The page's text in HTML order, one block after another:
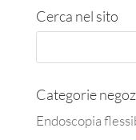
Cerca nel sito
Categorie
Endoscopia